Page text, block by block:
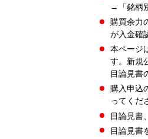
→「銘柄
購買余力
が入金確
本ページ
す。新規
目論見書
購入申込
ってくだ
目論見書
目論見書